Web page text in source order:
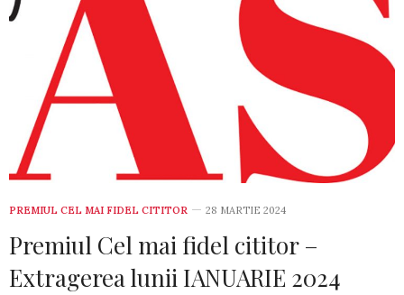
PREMIUL CEL MAI FIDEL CITITOR 28 MARTIE 2024
Premiul Cel mai fidel cititor –
Extragerea lunii IANUARIE 2024